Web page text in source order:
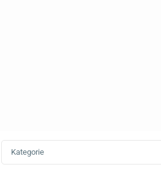
Kategorie